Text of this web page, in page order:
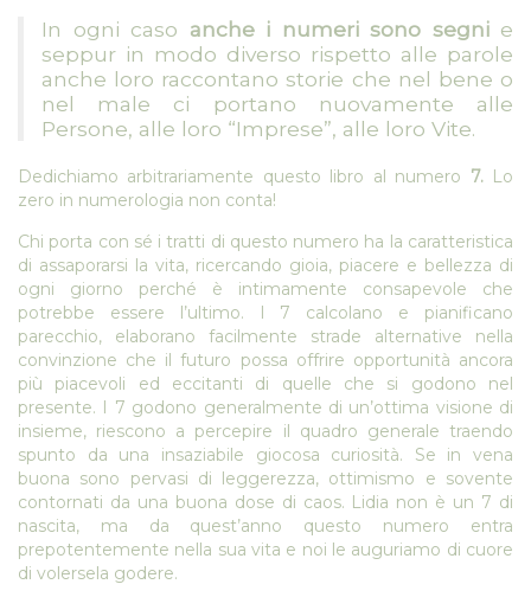
In ogni caso anche i numeri sono segnie
seppur in modo diverso rispetto alle parole
anche loro raccontano storie che nel bene o
nel male ci portano nuovamente alle
Persone, alle loro “Imprese”, alle loro Vite.
Dedichiamo arbitrariamente questo libro al numero 7. Lo
zero in numerologia non conta!
Chi porta con sé i tratti di questo numero ha la caratteristica
di assaporarsi la vita, ricercando gioia, piacere e bellezza di
ogni giorno perché è intimamente consapevole che
potrebbe essere l’ultimo. I 7 calcolano e pianificano
parecchio, elaborano facilmente strade alternative nella
convinzione che il futuro possa offrire opportunità ancora
più piacevoli ed eccitanti di quelle che si godono nel
presente. I 7 godono generalmente di un’ottima visione di
insieme, riescono a percepire il quadro generale traendo
spunto da una insaziabile giocosa curiosità. Se in vena
buona sono pervasi di leggerezza, ottimismo e sovente
contornati da una buona dose di caos. Lidia non è un 7 di
nascita, ma da quest’anno questo numero entra
prepotentemente nella sua vita e noi le auguriamo di cuore
di volersela godere.